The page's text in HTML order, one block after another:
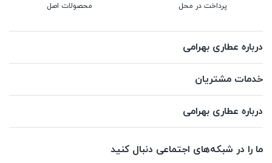
پرداخت در محل محصولات اصل
درباره عطاری بهرامی
خدمات مشتریان
درباره عطاری بهرامی
ما را در شبکه‌های اجتماعی دنبال کنید